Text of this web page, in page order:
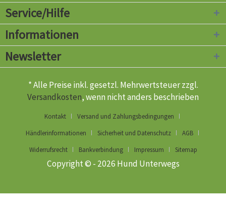
Service/Hilfe
Informationen
Newsletter
* Alle Preise inkl. gesetzl. Mehrwertsteuer zzgl.
Versandkosten, wenn nicht anders beschrieben
Kontakt
Versand und Zahlungsbedingungen
Händlerinformationen
Sicherheit und Datenschutz
AGB
Widerrufsrecht
Bankverbindung Impressum Sitemap
Copyright © - 2026 Hund Unterwegs